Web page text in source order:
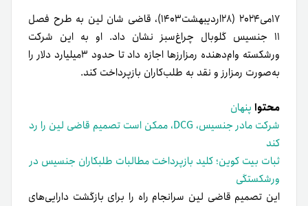
۱۷می۲۰۲۴ (۲۸اردیبهشت۱۴۰۳)، قاضی شان لین به طرح فصل
۱۱ جنسیس گلوبال چراغ‌سبز نشان داد. او به این شرکت
ورشکسته‌ وام‌دهنده‌ رمزارزها اجازه داد تا حدود ۳میلیارد دلار را
به‌صورت رمزارز و نقد به طلب‌کاران بازپرداخت کند.
محتوا پنهان
شرکت مادر جنسیس، DCG، ممکن است تصمیم قاضی لین را رد
کند
ثبات بیت‌ کوین؛ کلید بازپرداخت مطالبات طلبکاران جنسیس در
ورشکستگی
این تصمیم قاضی لین سرانجام راه را برای بازگشت دارایی‌های